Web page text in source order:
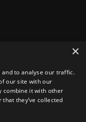
×
and to analyse our traffic.
our site with our
combine it with other
they’ve collected